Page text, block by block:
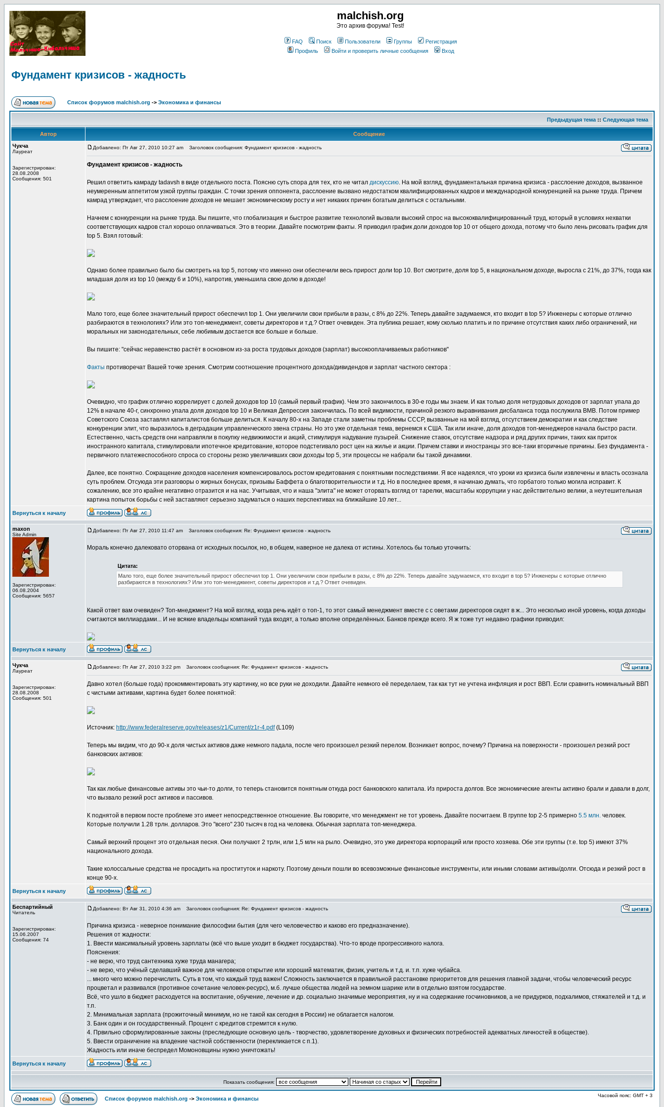
malchish.org
Это архив форума! Test!
FAQ Поиск Пользователи Группы
Регистрация
Профиль
Войти и проверить личные сообщения Вход
Фундамент кризисов - жадность
Список форумов malchish.org -> Экономика и финансы
Предыдущая тема :: Следующая тема
Автор
Сообщение
Чукча
Лауреат
Зарегистрирован:
28.08.2008
Сообщения: 501
Добавлено: Пт Авг 27, 2010 10:27 am Заголовок сообщения: Фундамент кризисов - жадность
Фундамент кризисов - жадность
Решил ответить камраду tadavsh в виде отдельного поста. Поясню суть спора для тех, кто не читал дискуссию. На мой взгляд, фундаментальная причина кризиса - расслоение доходов, вызванное
неумеренным аппетитом узкой группы граждан. С точки зрения оппонента, расслоение вызвано недостатком квалифицированных кадров и международной конкуренцией на рынке труда. Причем
камрад утверждает, что расслоение доходов не мешает экономическому росту и нет никаких причин богатым делиться с остальными.
Начнем с конкуренции на рынке труда. Вы пишите, что глобализация и быстрое развитие технологий вызвали высокий спрос на высококвалифицированный труд, который в условиях нехватки
соответствующих кадров стал хорошо оплачиваться. Это в теории. Давайте посмотрим факты. Я приводил график доли доходов top 10 от общего дохода, потому что было лень рисовать график для
top 5. Взял готовый:
Однако более правильно было бы смотреть на top 5, потому что именно они обеспечили весь прирост доли top 10. Вот смотрите, доля top 5, в национальном доходе, выросла с 21%, до 37%, тогда как
младшая доля из top 10 (между 6 и 10%), напротив, уменьшила свою долю в доходе!
Мало того, еще более значительный прирост обеспечил top 1. Они увеличили свои прибыли в разы, с 8% до 22%. Теперь давайте задумаемся, кто входит в top 5? Инженеры с которые отлично
разбираются в технологиях? Или это топ-менеджмент, советы директоров и т.д.? Ответ очевиден. Эта публика решает, кому сколько платить и по причине отсутствия каких либо ограничений, ни
моральных ни законодательных, себе любимым достается все больше и больше.
Вы пишите: "сейчас неравенство растёт в основном из-за роста трудовых доходов (зарплат) высокооплачиваемых работников"
Факты противоречат Вашей точке зрения. Смотрим соотношение процентного дохода/дивидендов и зарплат частного сектора :
Очевидно, что график отлично коррелирует с долей доходов top 10 (самый первый график). Чем это закончилось в 30-е годы мы знаем. И как только доля нетрудовых доходов от зарплат упала до
12% в начале 40-г, синхронно упала доля доходов top 10 и Великая Депрессия закончилась. По всей видимости, причиной резкого выравнивания дисбаланса тогда послужила ВМВ. Потом пример
Советского Союза заставлял капиталистов больше делиться. К началу 80-х на Западе стали заметны проблемы СССР, вызванные на мой взгляд, отсутствием демократии и как следствие
конкуренции элит, что выразилось в деградации управленческого звена страны. Но это уже отдельная тема, вернемся к США. Так или иначе, доля доходов топ-менеджеров начала быстро расти.
Естественно, часть средств они направляли в покупку недвижимости и акций, стимулируя надувание пузырей. Снижение ставок, отсутствие надзора и ряд других причин, таких как приток
иностранного капитала, стимулировали ипотечное кредитование, которое подстегивало рост цен на жилье и акции. Причем ставки и иностранцы это все-таки вторичные причины. Без фундамента -
первичного платежеспособного спроса со стороны резко увеличивших свои доходы top 5, эти процессы не набрали бы такой динамики.
Далее, все понятно. Сокращение доходов населения компенсировалось ростом кредитования с понятными последствиями. Я все надеялся, что уроки из кризиса были извлечены и власть осознала
суть проблем. Отсуюда эти разговоры о жирных бонусах, призывы Баффета о благотворительности и т.д. Но в последнее время, я начинаю думать, что горбатого только могила исправит. К
сожалению, все это крайне негативно отразится и на нас. Учитывая, что и наша "элита" не может оторвать взгляд от тарелки, масштабы коррупции у нас действительно велики, а неутешительная
картина попыток борьбы с ней заставляют серьезно задуматься о наших перспективах на ближайшие 10 лет...
Вернуться к началу
maxon
Site Admin
Зарегистрирован:
06.08.2004
Сообщения: 5657
Добавлено: Пт Авг 27, 2010 11:47 am Заголовок сообщения: Re: Фундамент кризисов - жадность
Мораль конечно далековато оторвана от исходных посылок, но, в общем, наверное не далека от истины. Хотелось бы только уточнить:
Цитата:
Мало того, еще более значительный прирост обеспечил top 1. Они увеличили свои прибыли в разы, с 8% до 22%. Теперь давайте задумаемся, кто входит в top 5? Инженеры с которые отлично
разбираются в технологиях? Или это топ-менеджмент, советы директоров и т.д.? Ответ очевиден.
Какой ответ вам очевиден? Топ-мнеджмент? На мой взгляд, когда речь идёт о топ-1, то этот самый менеджмент вместе с с оветами директоров сидят в ж... Это несколько иной уровень, когда доходы
считаются миллиардами... И не всякие владельцы компаний туда входят, а только вполне определённых. Банков прежде всего. Я ж тоже тут недавно графики приводил:
Вернуться к началу
Чукча
Лауреат
Зарегистрирован:
28.08.2008
Сообщения: 501
Добавлено: Пт Авг 27, 2010 3:22 pm Заголовок сообщения: Re: Фундамент кризисов - жадность
Давно хотел (больше года) прокомментировать эту картинку, но все руки не доходили. Давайте немного её переделаем, так как тут не учтена инфляция и рост ВВП. Если сравнить номинальный ВВП
с чистыми активами, картина будет более понятной:
Источник: http://www.federalreserve.gov/releases/z1/Current/z1r-4.pdf(L109)
Теперь мы видим, что до 90-х доля чистых активов даже немного падала, после чего произошел резкий перелом. Возникает вопрос, почему? Причина на поверхности - произошел резкий рост
банковских активов:
Так как любые финансовые активы это чьи-то долги, то теперь становится понятным откуда рост банковского капитала. Из прироста долгов. Все экономические агенты активно брали и давали в долг,
что вызвало резкий рост активов и пассивов.
К поднятой в первом посте проблеме это имеет непосредственное отношение. Вы говорите, что менеджмент не тот уровень. Давайте посчитаем. В группе top 2-5 примерно 5.5 млн. человек.
Которые получили 1.28 трлн. долларов. Это "всего" 230 тысяч в год на человека. Обычная зарплата топ-менеджера.
Самый верхний процент это отдельная песня. Они получают 2 трлн, или 1,5 млн на рыло. Очевидно, это уже директора корпораций или просто хозяева. Обе эти группы (т.е. top 5) имеют 37%
национального дохода.
Такие колоссальные средства не просадить на проституток и наркоту. Поэтому деньги пошли во всевозможные финансовые инструменты, или иными словами активы/долги. Отсюда и резкий рост в
конце 90-х.
Вернуться к началу
Беспартийный
Читатель
Зарегистрирован:
15.06.2007
Сообщения: 74
Добавлено: Вт Авг 31, 2010 4:36 am Заголовок сообщения: Re: Фундамент кризисов - жадность
Причина кризиса - неверное понимание философии бытия (для чего человечество и каково его предназначение).
Решения от жадности:
1. Ввести максимальный уровень зарплаты (всё что выше уходит в бюджет государства). Что-то вроде прогрессивного налога.
Пояснения:
- не верю, что труд сантехника хуже труда манагера;
- не верю, что учёный сделавший важное для человеков открытие или хороший математик, физик, учитель и т.д. и. т.п. хуже чубайса.
... много чего можно перечислить. Суть в том, что каждый труд важен! Сложность заключается в правильной расстановке приоритетов для решения главной задачи, чтобы человеческий ресурс
процветал и развивался (противное сочетание человек-ресурс), м.б. лучше общества людей на земном шарике или в отдельно взятом государстве.
Всё, что ушло в бюджет расходуется на воспитание, обучение, лечение и др. социально значимые мероприятия, ну и на содержание госчиновников, а не придурков, подхалимов, стяжателей и т.д. и
т.п.
2. Минимальная зарплата (прожиточный минимум, но не такой как сегодня в России) не облагается налогом.
3. Банк один и он государственный. Процент с кредитов стремится к нулю.
4. Првильно сформулированные законы (преследующие основную цель - творчество, удовлетворение духовных и физических потребностей адекватных личностей в обществе).
5. Ввести ограничение на владение частной собственности (перекликается с п.1).
Жадность или иначе беспредел Момоновщины нужно уничтожать!
Вернуться к началу
Показать сообщения:
Список форумов malchish.org -> Экономика и финансы
Часовой пояс: GMT + 3